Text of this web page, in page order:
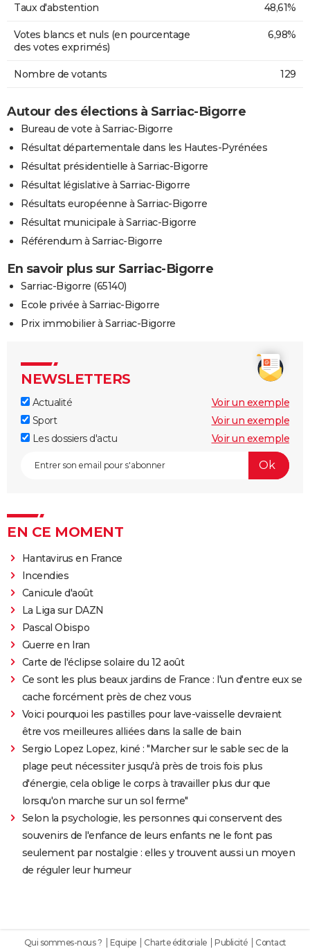
Taux d'abstention 48,61%
Votes blancs et nuls (en pourcentage
des votes exprimés)
6,98%
Nombre de votants 129
Autour des élections à Sarriac-Bigorre
Bureau de vote à Sarriac-Bigorre
Résultat départementale dans les Hautes-Pyrénées
Résultat présidentielle à Sarriac-Bigorre
Résultat législative à Sarriac-Bigorre
Résultats européenne à Sarriac-Bigorre
Résultat municipale à Sarriac-Bigorre
Référendum à Sarriac-Bigorre
En savoir plus sur Sarriac-Bigorre
Sarriac-Bigorre (65140)
Ecole privée à Sarriac-Bigorre
Prix immobilier à Sarriac-Bigorre
NEWSLETTERS
Actualité
Voir un exemple
Sport
Voir un exemple
Les dossiers d'actu
Voir un exemple
EN CE MOMENT
Hantavirus en France
Incendies
Canicule d'août
La Liga sur DAZN
Pascal Obispo
Guerre en Iran
Carte de l'éclipse solaire du 12 août
Ce sont les plus beaux jardins de France : l'un d'entre eux se
cache forcément près de chez vous
Voici pourquoi les pastilles pour lave-vaisselle devraient
être vos meilleures alliées dans la salle de bain
Sergio Lopez Lopez, kiné : "Marcher sur le sable sec de la
plage peut nécessiter jusqu'à près de trois fois plus
d'énergie, cela oblige le corps à travailler plus dur que
lorsqu'on marche sur un sol ferme"
Selon la psychologie, les personnes qui conservent des
souvenirs de l'enfance de leurs enfants ne le font pas
seulement par nostalgie : elles y trouvent aussi un moyen
de réguler leur humeur
Qui sommes-nous ? Equipe Charte éditoriale Publicité Contact